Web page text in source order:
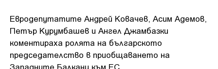
Евродепутатите Андрей Ковачев, Асим Адемов,
Петър Курумбашев и Ангел Джамбазки
коментираха ролята на българското
председателство в приобщаването на
Западните Балкани към ЕС.